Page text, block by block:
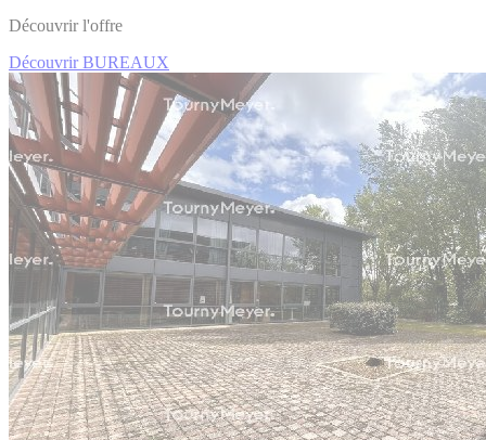
Découvrir l'offre
Découvrir BUREAUX